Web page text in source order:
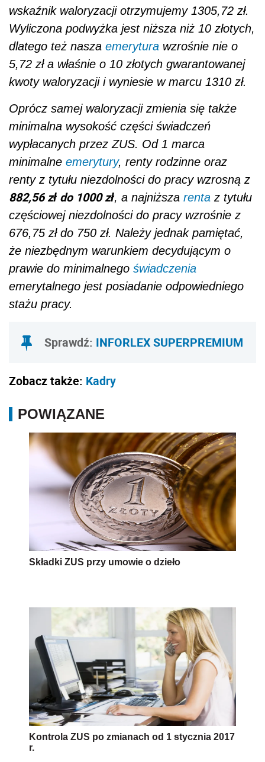
wskaźnik waloryzacji otrzymujemy 1305,72 zł.
Wyliczona podwyżka jest niższa niż 10 złotych,
dlatego też nasza emerytura wzrośnie nie o
5,72 zł a właśnie o 10 złotych gwarantowanej
kwoty waloryzacji i wyniesie w marcu 1310 zł.
Oprócz samej waloryzacji zmienia się także
minimalna wysokość części świadczeń
wypłacanych przez ZUS. Od 1 marca
minimalne emerytury, renty rodzinne oraz
renty z tytułu niezdolności do pracy wzrosną z
882,56 zł do 1000 zł, a najniższa renta z tytułu
częściowej niezdolności do pracy wzrośnie z
676,75 zł do 750 zł. Należy jednak pamiętać,
że niezbędnym warunkiem decydującym o
prawie do minimalnego świadczenia
emerytalnego jest posiadanie odpowiedniego
stażu pracy.
Sprawdź: INFORLEX SUPERPREMIUM
Zobacz także: Kadry
POWIĄZANE
Składki ZUS przy umowie o dzieło
Kontrola ZUS po zmianach od 1 stycznia 2017
r.